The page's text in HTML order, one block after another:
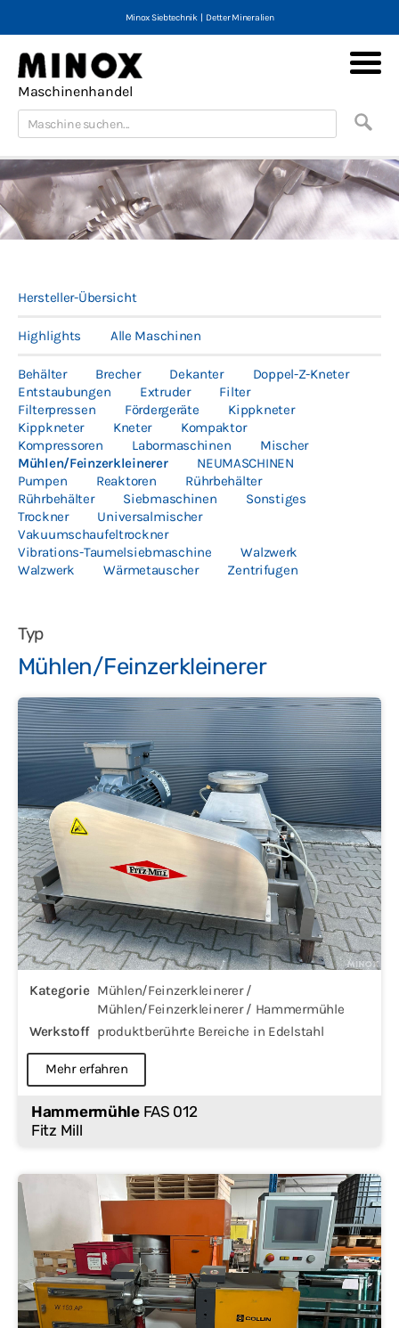
Minox Siebtechnik| Detter Mineralien
Maschinenhandel
Hersteller-Übersicht
Highlights Alle Maschinen
Behälter Brecher Dekanter
Doppel-Z-Kneter
Entstaubungen
Extruder
Filter
Filterpressen
Fördergeräte
Kippkneter
Kippkneter
Kneter
Kompaktor
Kompressoren
Labormaschinen
Mischer
Mühlen/Feinzerkleinerer
NEUMASCHINEN
Pumpen
Reaktoren
Rührbehälter
Rührbehälter
Siebmaschinen
Sonstiges
Trockner
Universalmischer
Vakuumschaufeltrockner
Vibrations-Taumelsiebmaschine
Walzwerk
Walzwerk
Wärmetauscher Zentrifugen
Typ
Mühlen/Feinzerkleinerer
Kategorie Mühlen/Feinzerkleinerer /
Mühlen/Feinzerkleinerer / Hammermühle
Werkstoff produktberührte Bereiche in Edelstahl
Mehr erfahren
HammermühleFAS 012
Fitz Mill
Maschinen neu & gebraucht
Maschinenmarktplatz
Portfolio
Kontakt
Impressum
AGB
Datenschutz
English